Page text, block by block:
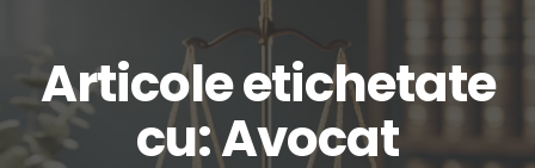
Articole etichetate
cu: Avocat